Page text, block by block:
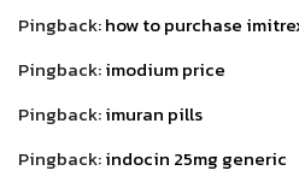
Pingback:how to purchase
Pingback:imodium price
Pingback:imuran pills
Pingback:indocin 25mg generic